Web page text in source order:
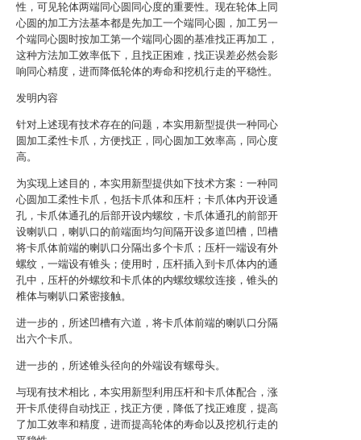
性，可见轮体两端同心圆同心度的重要性。现在轮体上同
心圆的加工方法基本都是先加工一个端同心圆，加工另一
个端同心圆时按加工第一个端同心圆的基准找正再加工，
这种方法加工效率低下，且找正困难，找正误差必然会影
响同心精度，进而降低轮体的寿命和挖机行走的平稳性。
发明内容
针对上述现有技术存在的问题，本实用新型提供一种同心
圆加工柔性卡爪，方便找正，同心圆加工效率高，同心度
高。
为实现上述目的，本实用新型提供如下技术方案：一种同
心圆加工柔性卡爪，包括卡爪体和压杆；卡爪体内开设通
孔，卡爪体通孔的后部开设内螺纹，卡爪体通孔的前部开
设喇叭口，喇叭口的前端面均匀间隔开设多道凹槽，凹槽
将卡爪体前端的喇叭口分隔出多个卡爪；压杆一端设有外
螺纹，一端设有锥头；使用时，压杆插入到卡爪体内的通
孔中，压杆的外螺纹和卡爪体的内螺纹螺纹连接，锥头的
椎体与喇叭口紧密接触。
进一步的，所述凹槽有六道，将卡爪体前端的喇叭口分隔
出六个卡爪。
进一步的，所述锥头径向的外端设有螺母头。
与现有技术相比，本实用新型利用压杆和卡爪体配合，涨
开卡爪使得自动找正，找正方便，降低了找正难度，提高
了加工效率和精度，进而提高轮体的寿命以及挖机行走的